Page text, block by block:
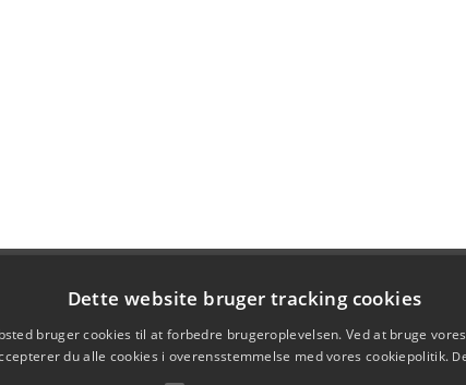
Dette website bruger tracking cookies
bruger cookies til at forbedre brugeroplevelsen. Ved at bruge
du alle cookies i overensstemmelse med vores cookiepolitik.